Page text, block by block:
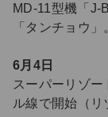
MD-11型機「J-
「タンチョウ」
6月4日
スーパーリゾ
ル線で開始（リ